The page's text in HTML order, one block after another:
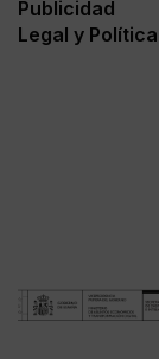
Publicidad
Legal y